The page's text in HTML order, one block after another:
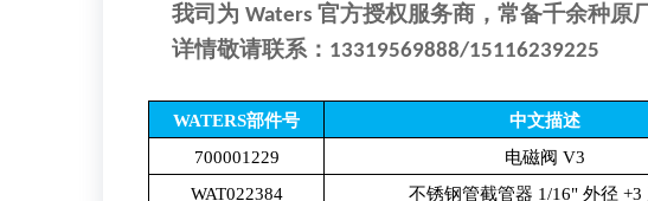
我司为 Waters 官方授权服务商，常备千余种原
详情敬请联系： 13319569888/15116239225
WATERS部件号 中文描述
700001229
电磁阀 V3
WAT022384
不锈钢管截管器 1/16" 外径 +3